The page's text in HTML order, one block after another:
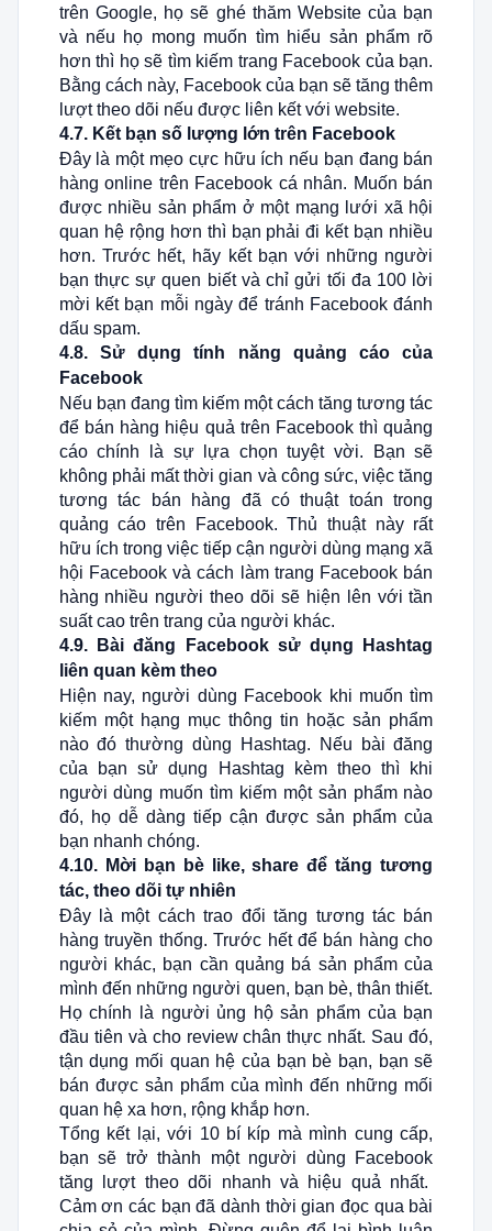
trên Google, họ sẽ ghé thăm Website của bạn
và nếu họ mong muốn tìm hiểu sản phẩm rõ
hơn thì họ sẽ tìm kiếm trang Facebook của bạn.
Bằng cách này, Facebook của bạn sẽ tăng thêm
lượt theo dõi nếu được liên kết với website.
4.7. Kết bạn số lượng lớn trên Facebook
Đây là một mẹo cực hữu ích nếu bạn đang bán
hàng online trên Facebook cá nhân. Muốn bán
được nhiều sản phẩm ở một mạng lưới xã hội
quan hệ rộng hơn thì bạn phải đi kết bạn nhiều
hơn. Trước hết, hãy kết bạn với những người
bạn thực sự quen biết và chỉ gửi tối đa 100 lời
mời kết bạn mỗi ngày để tránh Facebook đánh
dấu spam.
4.8. Sử dụng tính năng quảng cáo của
Facebook
Nếu bạn đang tìm kiếm một cách tăng tương tác
để bán hàng hiệu quả trên Facebook thì quảng
cáo chính là sự lựa chọn tuyệt vời. Bạn sẽ
không phải mất thời gian và công sức, việc tăng
tương tác bán hàng đã có thuật toán trong
quảng cáo trên Facebook. Thủ thuật này rất
hữu ích trong việc tiếp cận người dùng mạng xã
hội Facebook và cách làm trang Facebook bán
hàng nhiều người theo dõi sẽ hiện lên với tần
suất cao trên trang của người khác.
4.9. Bài đăng Facebook sử dụng Hashtag
liên quan kèm theo
Hiện nay, người dùng Facebook khi muốn tìm
kiếm một hạng mục thông tin hoặc sản phẩm
nào đó thường dùng Hashtag. Nếu bài đăng
của bạn sử dụng Hashtag kèm theo thì khi
người dùng muốn tìm kiếm một sản phẩm nào
đó, họ dễ dàng tiếp cận được sản phẩm của
bạn nhanh chóng.
4.10. Mời bạn bè like, share để tăng tương
tác, theo dõi tự nhiên
Đây là một cách trao đổi tăng tương tác bán
hàng truyền thống. Trước hết để bán hàng cho
người khác, bạn cần quảng bá sản phẩm của
mình đến những người quen, bạn bè, thân thiết.
Họ chính là người ủng hộ sản phẩm của bạn
đầu tiên và cho review chân thực nhất. Sau đó,
tận dụng mối quan hệ của bạn bè bạn, bạn sẽ
bán được sản phẩm của mình đến những mối
quan hệ xa hơn, rộng khắp hơn.
Tổng kết lại, với 10 bí kíp mà mình cung cấp,
bạn sẽ trở thành một người dùng Facebook
tăng lượt theo dõi nhanh và hiệu quả nhất.
Cảm ơn các bạn đã dành thời gian đọc qua bài